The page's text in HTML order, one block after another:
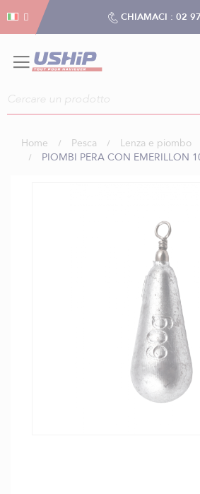
CHIAMACI : 02
Home Pesca Lenza e piombo
PIOMBI PERA CON EMERILLON
Gestion dei cookies
Gestion dei cookies